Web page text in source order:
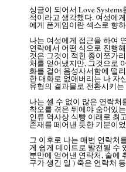
싱글이 되어서 Love
적이라고 생각했다. 여성에
에게 폰게임이란 섹스로 향
나는 여성에게 접근을 하여
연락에서 어떤 식으로 진행
것은 그것이 적힌 종이쪼가
처를 얻어냈지만, 그것으로
화를 걸어 음성사서함에 떨
한 대화로 없애버리는 나 자
유형의 결과물로 전환시키
나는 셀 수 없이 많은 연락
착오를 겪은 뒤에야 숨어있
인류 역사상 식빵 이래로 최
존재를 떼어낸 듯한 기분이
그 이후로 나는 매번 연락처
게 쉽게 데이트로 발전될 수
분만에 얻어낸 연락처, 술에
구가 생긴 일 ) 죽은 연락처